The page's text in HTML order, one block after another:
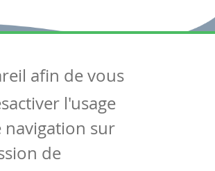
afin de vous
l'usage
navigation sur
de